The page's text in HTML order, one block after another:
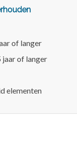
of langer
jaar of langer
elementen